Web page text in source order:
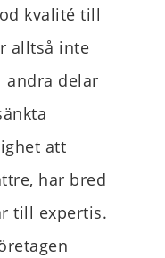
kvalité till
alltså inte
delar
att
har bred
till expertis.